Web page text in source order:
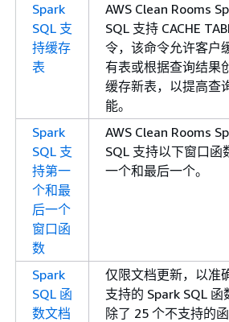
Spark
SQL 支
持缓存
表
AWS Clean Rooms
SQL 支持 CACHE
令，该命令允许客户
有表或根据查询结果
缓存新表，以提高查
能。
Spark
SQL 支
持第一
个和最
后一个
窗口函
数
AWS Clean Rooms
SQL 支持以下窗口函
一个和最后一个。
Spark
SQL 函
数文档
仅限文档更新，以准
支持的 Spark SQL 函
除了 25 个不支持的